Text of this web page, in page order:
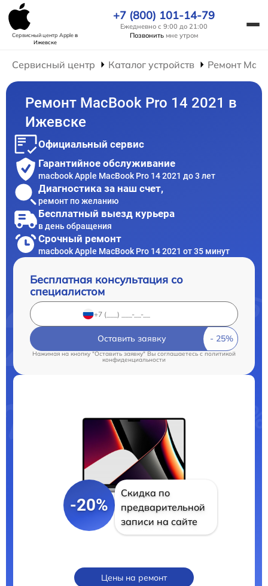
Сервисный центр Appleв
Ижевске
+7 (800) 101-14-79
Ежедневно с 9:00 до 21:00
Позвонить мне утром
Сервисный центр Каталог устройств Ремонт
Ремонт MacBook Pro 14 2021 в
Ижевске
Официальный сервис
Гарантийное обслуживание
macbook Apple MacBook Pro 14 2021 до 3 лет
Диагностика за наш счет,
ремонт по желанию
Бесплатный выезд курьера
в день обращения
Срочный ремонт
macbook Apple MacBook Pro 14 2021 от 35 минут
Бесплатная консультация со
специалистом
Оставить заявку
Нажимая на кнопку "Оставить заявку" Вы соглашаетесь cполитикой
конфиденциальности
-20%
Скидка по
предварительной
записи на сайте
Цены на ремонт